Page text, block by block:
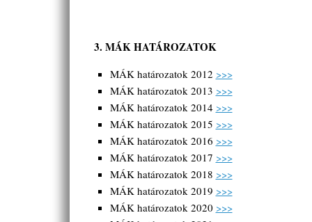
3. MÁK HATÁROZATOK
MÁK határozatok 2012 >>>
MÁK határozatok 2013 >>>
MÁK határozatok 2014 >>>
MÁK határozatok 2015 >>>
MÁK határozatok 2016 >>>
MÁK határozatok 2017 >>>
MÁK határozatok 2018 >>>
MÁK határozatok 2019 >>>
MÁK határozatok 2020 >>>